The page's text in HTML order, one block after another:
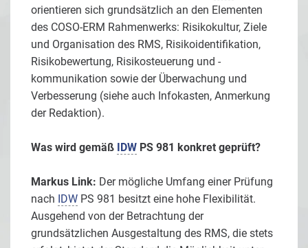
orientieren sich grundsätzlich an den Elementen
des COSO-ERM Rahmenwerks: Risikokultur, Ziele
und Organisation des RMS, Risikoidentifikation,
Risikobewertung, Risikosteuerung und -
kommunikation sowie der Überwachung und
Verbesserung (siehe auch Infokasten, Anmerkung
der Redaktion).
Was wird gemäß IDW PS 981 konkret geprüft?
Markus Link: Der mögliche Umfang einer Prüfung
nach IDW PS 981 besitzt eine hohe Flexibilität.
Ausgehend von der Betrachtung der
grundsätzlichen Ausgestaltung des RMS, die stets